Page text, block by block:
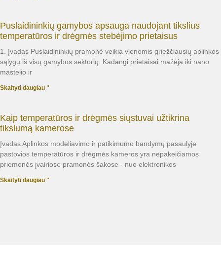
Puslaidininkių gamybos apsauga naudojant tikslius
temperatūros ir drėgmės stebėjimo prietaisus
1. Įvadas Puslaidininkių pramonė veikia vienomis griežčiausių aplinkos
sąlygų iš visų gamybos sektorių. Kadangi prietaisai mažėja iki nano
mastelio ir
Skaityti daugiau "
Kaip temperatūros ir drėgmės siųstuvai užtikrina
tikslumą kamerose
Įvadas Aplinkos modeliavimo ir patikimumo bandymų pasaulyje
pastovios temperatūros ir drėgmės kameros yra nepakeičiamos
priemonės įvairiose pramonės šakose - nuo elektronikos
Skaityti daugiau "